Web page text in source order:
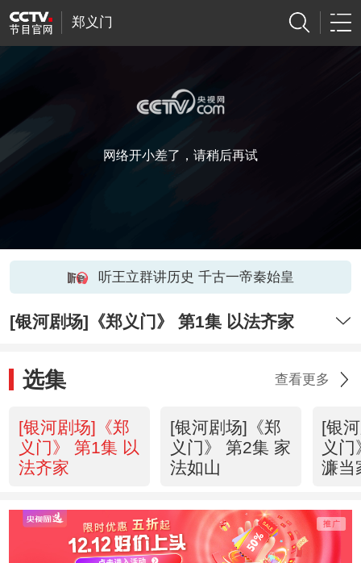
郑义门
网络开小差了，请稍后再试
听王立群讲历史 千古一帝秦始皇
[银河剧场]《郑义门》 第1集 以法齐家
选集 查看更多
[银河剧场]《郑
义门》 第1集 以
法齐家
[银河剧场]《郑
义门》 第2集 家
法如山
[银
义
濂当